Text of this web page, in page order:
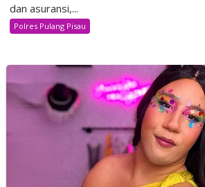
dan asuransi,...
Polres Pulang Pisau